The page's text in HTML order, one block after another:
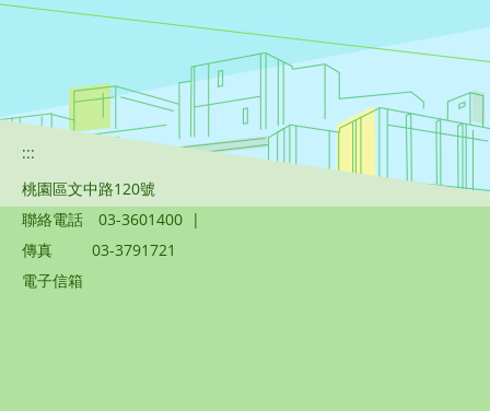
:::
桃園區文中路120號
聯絡電話
03-3601400 |
傳真
03-3791721
電子信箱